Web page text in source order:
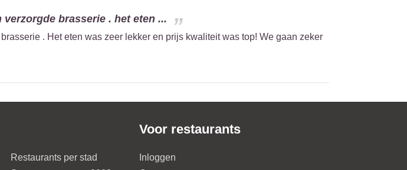
brasserie . het eten ...
. Het eten was zeer lekker en prijs kwaliteit was top! We gaan zeker
Restaurants per stad
Voor restaurants
Inloggen